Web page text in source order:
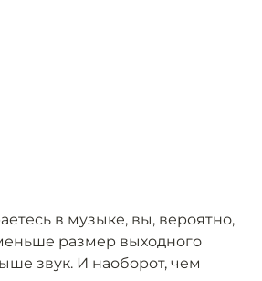
в музыке, вы, вероятно,
размер выходного
звук. И наоборот, чем